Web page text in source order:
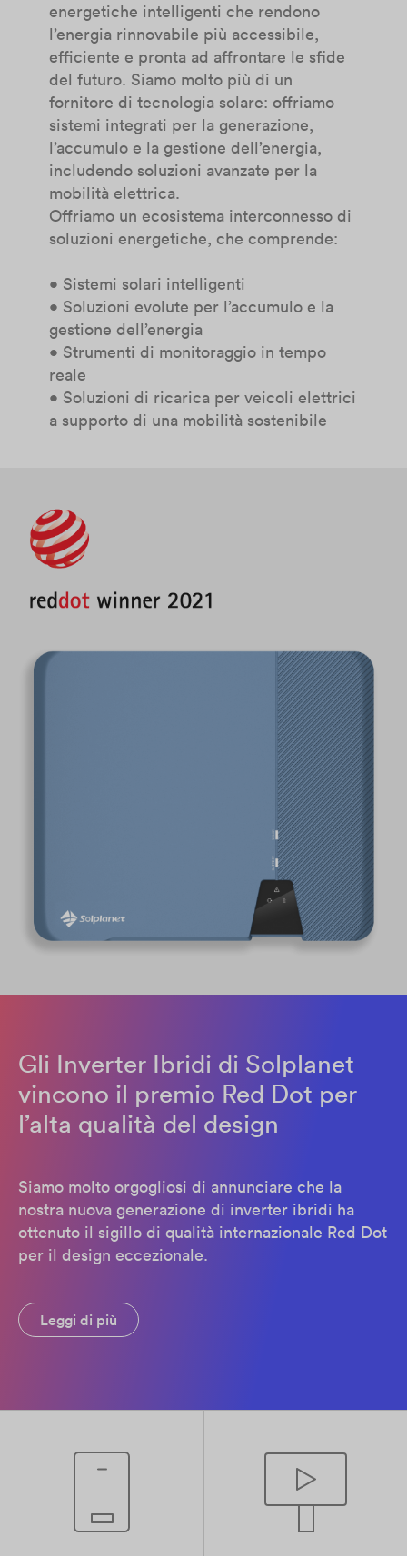
energetiche intelligenti che rendono
l’energia rinnovabile più accessibile,
efficiente e pronta ad affrontare le sfide
del futuro. Siamo molto più di un
fornitore di tecnologia solare: offriamo
sistemi integrati per la generazione,
l’accumulo e la gestione dell’energia,
includendo soluzioni avanzate per la
mobilità elettrica.
Offriamo un ecosistema interconnesso di
soluzioni energetiche, che comprende:
• Sistemi solari intelligenti
• Soluzioni evolute per l’accumulo e la
gestione dell’energia
• Strumenti di monitoraggio in tempo
reale
• Soluzioni di ricarica per veicoli elettrici
a supporto di una mobilità sostenibile
Gli Inverter Ibridi di Solplanet
vincono il premio Red Dot per
l’alta qualità del design
Siamo molto orgogliosi di annunciare che la
nostra nuova generazione di inverter ibridi ha
ottenuto il sigillo di qualità internazionale Red Dot
per il design eccezionale.
Leggi di più